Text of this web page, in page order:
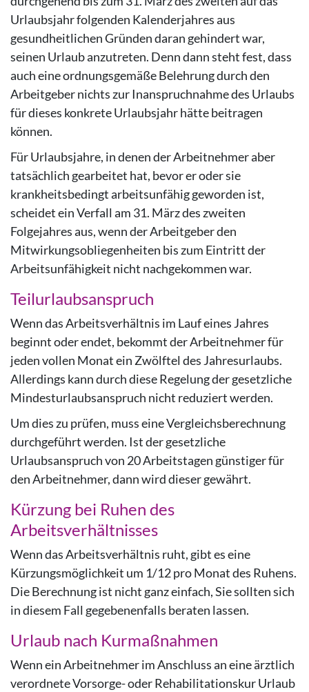
Urlaubsjahr folgenden Kalenderjahres aus
gesundheitlichen Gründen daran gehindert war,
seinen Urlaub anzutreten. Denn dann steht fest, dass
auch eine ordnungsgemäße Belehrung durch den
Arbeitgeber nichts zur Inanspruchnahme des Urlaubs
für dieses konkrete Urlaubsjahr hätte beitragen
können.
Für Urlaubsjahre, in denen der Arbeitnehmer aber
tatsächlich gearbeitet hat, bevor er oder sie
krankheitsbedingt arbeitsunfähig geworden ist,
scheidet ein Verfall am 31. März des zweiten
Folgejahres aus, wenn der Arbeitgeber den
Mitwirkungsobliegenheiten bis zum Eintritt der
Arbeitsunfähigkeit nicht nachgekommen war.
Teilurlaubsanspruch
Wenn das Arbeitsverhältnis im Lauf eines Jahres
beginnt oder endet, bekommt der Arbeitnehmer für
jeden vollen Monat ein Zwölftel des Jahresurlaubs.
Allerdings kann durch diese Regelung der gesetzliche
Mindesturlaubsanspruch nicht reduziert werden.
Um dies zu prüfen, muss eine Vergleichsberechnung
durchgeführt werden. Ist der gesetzliche
Urlaubsanspruch von 20 Arbeitstagen günstiger für
den Arbeitnehmer, dann wird dieser gewährt.
Kürzung bei Ruhen des
Arbeitsverhältnisses
Wenn das Arbeitsverhältnis ruht, gibt es eine
Kürzungsmöglichkeit um 1/12 pro Monat des Ruhens.
Die Berechnung ist nicht ganz einfach, Sie sollten sich
in diesem Fall gegebenenfalls beraten lassen.
Urlaub nach Kurmaßnahmen
Wenn ein Arbeitnehmer im Anschluss an eine ärztlich
verordnete Vorsorge- oder Rehabilitationskur Urlaub